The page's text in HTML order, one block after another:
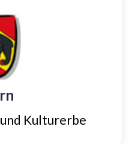
Kulturerbe